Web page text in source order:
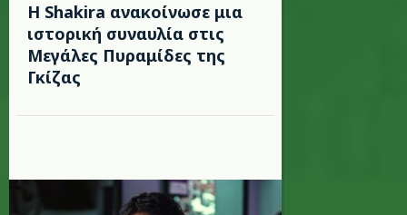
Η Shakira ανακοίνωσε μια
ιστορική συναυλία στις
Μεγάλες Πυραμίδες της
Γκίζας